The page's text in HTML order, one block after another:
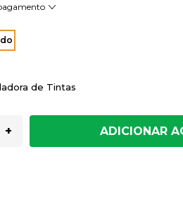
de Tintas
+